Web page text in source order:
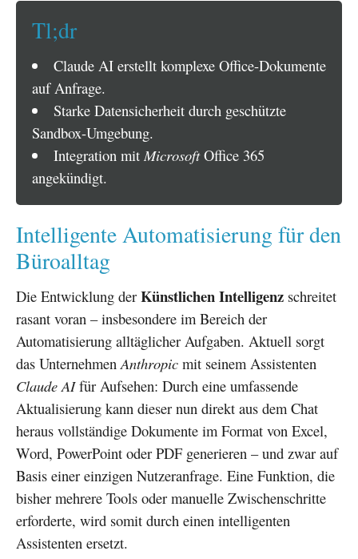
Tl;dr
Claude AI erstellt komplexe Office-Dokumente
auf Anfrage.
Starke Datensicherheit durch geschützte
Sandbox-Umgebung.
Integration mit MicrosoftOffice 365
angekündigt.
Intelligente Automatisierung für den
Büroalltag
Die Entwicklung der Künstlichen Intelligenz schreitet
rasant voran – insbesondere im Bereich der
Automatisierung alltäglicher Aufgaben. Aktuell sorgt
das Unternehmen Anthropic mit seinem Assistenten
Claude AIfür Aufsehen: Durch eine umfassende
Aktualisierung kann dieser nun direkt aus dem Chat
heraus vollständige Dokumente im Format von Excel,
Word, PowerPoint oder PDF generieren – und zwar auf
Basis einer einzigen Nutzeranfrage. Eine Funktion, die
bisher mehrere Tools oder manuelle Zwischenschritte
erforderte, wird somit durch einen intelligenten
Assistenten ersetzt.